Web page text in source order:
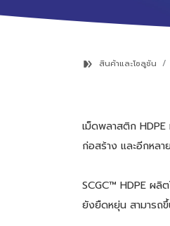
สินค้าและโซลูชัน
เม็ดพลาสติก
ก่อสร้าง และอีกหล
SCGC™ HDPE ผลิ
ยังยืดหยุ่น สามารถ